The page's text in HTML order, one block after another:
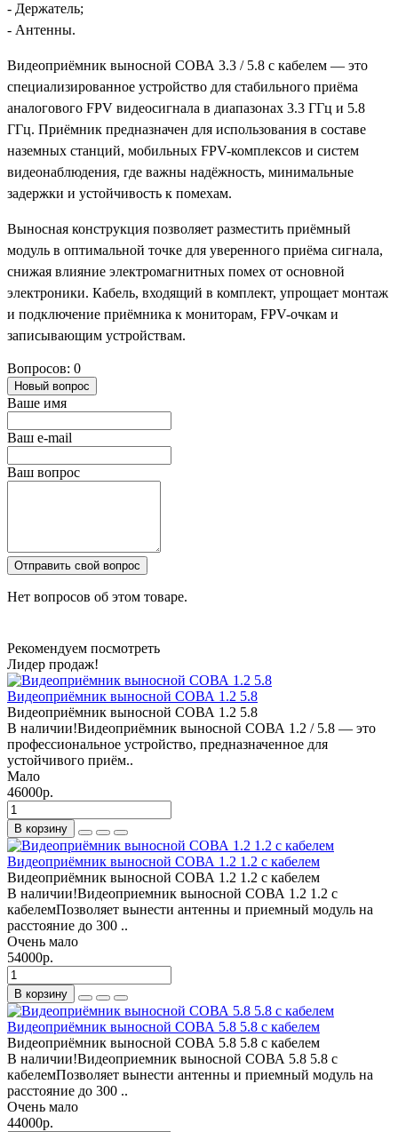
- Держатель;
- Антенны.
Видеоприёмник выносной СОВА 3.3 / 5.8 с кабелем — это
специализированное устройство для стабильного приёма
аналогового FPV видеосигнала в диапазонах 3.3 ГГц и 5.8
ГГц. Приёмник предназначен для использования в составе
наземных станций, мобильных FPV-комплексов и систем
видеонаблюдения, где важны надёжность, минимальные
задержки и устойчивость к помехам.
Выносная конструкция позволяет разместить приёмный
модуль в оптимальной точке для уверенного приёма сигнала,
снижая влияние электромагнитных помех от основной
электроники. Кабель, входящий в комплект, упрощает монтаж
и подключение приёмника к мониторам, FPV-очкам и
записывающим устройствам.
Вопросов: 0
Новый вопрос
Ваше имя
Ваш e-mail
Ваш вопрос
Отправить свой вопрос
Нет вопросов об этом товаре.
Рекомендуем посмотреть
Лидер продаж!
Видеоприёмник выносной СОВА 1.2 5.8
Видеоприёмник выносной СОВА 1.2 5.8
В наличии!Видеоприёмник выносной СОВА 1.2 / 5.8 — это
профессиональное устройство, предназначенное для
устойчивого приём..
Мало
46000р.
В корзину
Видеоприёмник выносной СОВА 1.2 1.2 с кабелем
Видеоприёмник выносной СОВА 1.2 1.2 с кабелем
В наличии!Видеоприемник выносной СОВА 1.2 1.2 с
кабелемПозволяет вынести антенны и приемный модуль на
расстояние до 300 ..
Очень мало
54000р.
В корзину
Видеоприёмник выносной СОВА 5.8 5.8 с кабелем
Видеоприёмник выносной СОВА 5.8 5.8 с кабелем
В наличии!Видеоприемник выносной СОВА 5.8 5.8 с
кабелемПозволяет вынести антенны и приемный модуль на
расстояние до 300 ..
Очень мало
44000р.